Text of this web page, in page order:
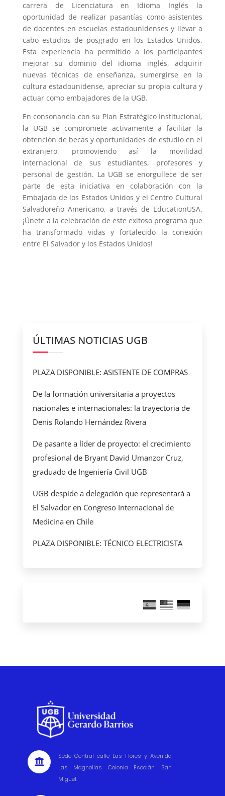
carrera de Licenciatura en Idioma Inglés la
oportunidad de realizar pasantías como asistentes
de docentes en escuelas estadounidenses y llevar a
cabo estudios de posgrado en los Estados Unidos.
Esta experiencia ha permitido a los participantes
mejorar su dominio del idioma inglés, adquirir
nuevas técnicas de enseñanza, sumergirse en la
cultura estadounidense, apreciar su propia cultura y
actuar como embajadores de la UGB.
En consonancia con su Plan Estratégico Institucional,
la UGB se compromete activamente a facilitar la
obtención de becas y oportunidades de estudio en el
extranjero, promoviendo así la movilidad
internacional de sus estudiantes, profesores y
personal de gestión. La UGB se enorgullece de ser
parte de esta iniciativa en colaboración con la
Embajada de los Estados Unidos y el Centro Cultural
Salvadoreño Americano, a través de EducationUSA.
¡Únete a la celebración de este exitoso programa que
ha transformado vidas y fortalecido la conexión
entre El Salvador y los Estados Unidos!
ÚLTIMAS NOTICIAS UGB
PLAZA DISPONIBLE: ASISTENTE DE COMPRAS
De la formación universitaria a proyectos
nacionales e internacionales: la trayectoria de
Denis Rolando Hernández Rivera
De pasante a líder de proyecto: el crecimiento
profesional de Bryant David Umanzor Cruz,
graduado de Ingeniería Civil UGB
UGB despide a delegación que representará a
El Salvador en Congreso Internacional de
Medicina en Chile
PLAZA DISPONIBLE: TÉCNICO ELECTRICISTA

Sede Central calle Las Flores y Avenida
Las Magnolias Colonia Escolán. San
Miguel.